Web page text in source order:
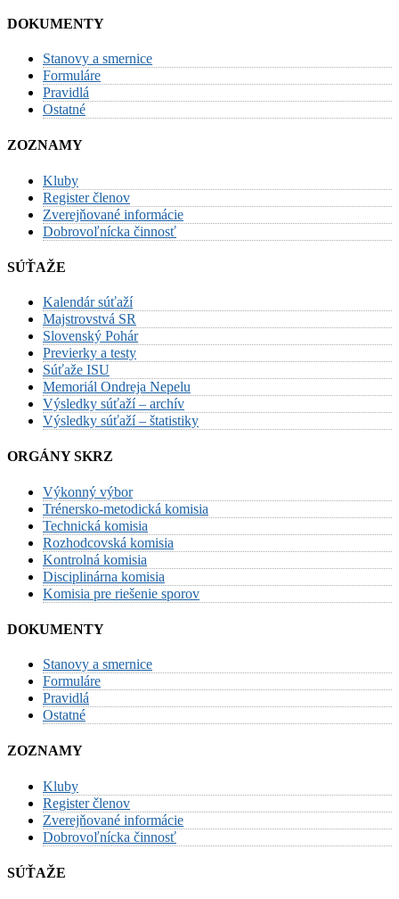
DOKUMENTY
Stanovy a smernice
Formuláre
Pravidlá
Ostatné
ZOZNAMY
Kluby
Register členov
Zverejňované informácie
Dobrovoľnícka činnosť
SÚŤAŽE
Kalendár súťaží
Majstrovstvá SR
Slovenský Pohár
Previerky a testy
Súťaže ISU
Memoriál Ondreja Nepelu
Výsledky súťaží – archív
Výsledky súťaží – štatistiky
ORGÁNY SKRZ
Výkonný výbor
Trénersko-metodická komisia
Technická komisia
Rozhodcovská komisia
Kontrolná komisia
Disciplinárna komisia
Komisia pre riešenie sporov
DOKUMENTY
Stanovy a smernice
Formuláre
Pravidlá
Ostatné
ZOZNAMY
Kluby
Register členov
Zverejňované informácie
Dobrovoľnícka činnosť
SÚŤAŽE